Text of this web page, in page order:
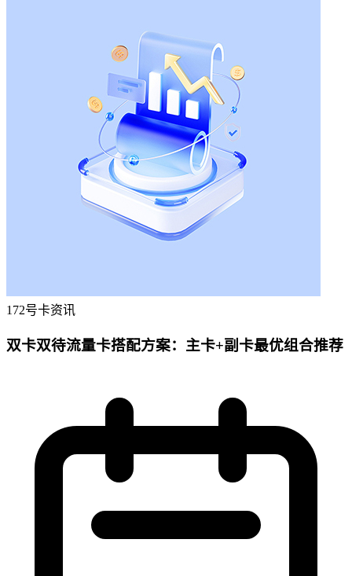
172号卡资讯
双卡双待流量卡搭配方案：主卡+副卡最优组合推荐